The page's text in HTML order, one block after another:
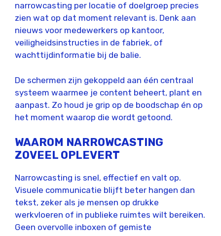
narrowcasting per locatie of doelgroep precies
zien wat op dat moment relevant is. Denk aan
nieuws voor medewerkers op kantoor,
veiligheidsinstructies in de fabriek, of
wachttijdinformatie bij de balie.
De schermen zijn gekoppeld aan één centraal
systeem waarmee je content beheert, plant en
aanpast. Zo houd je grip op de boodschap én op
het moment waarop die wordt getoond.
WAAROM NARROWCASTING
ZOVEEL OPLEVERT
Narrowcasting is snel, effectief en valt op.
Visuele communicatie blijft beter hangen dan
tekst, zeker als je mensen op drukke
werkvloeren of in publieke ruimtes wilt bereiken.
Geen overvolle inboxen of gemiste